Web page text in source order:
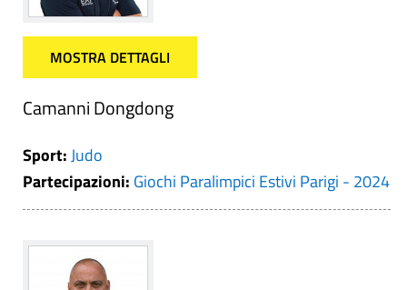
MOSTRA DETTAGLI
Camanni Dongdong
Sport:Judo
Partecipazioni: Giochi Paralimpici Estivi Parigi - 2024